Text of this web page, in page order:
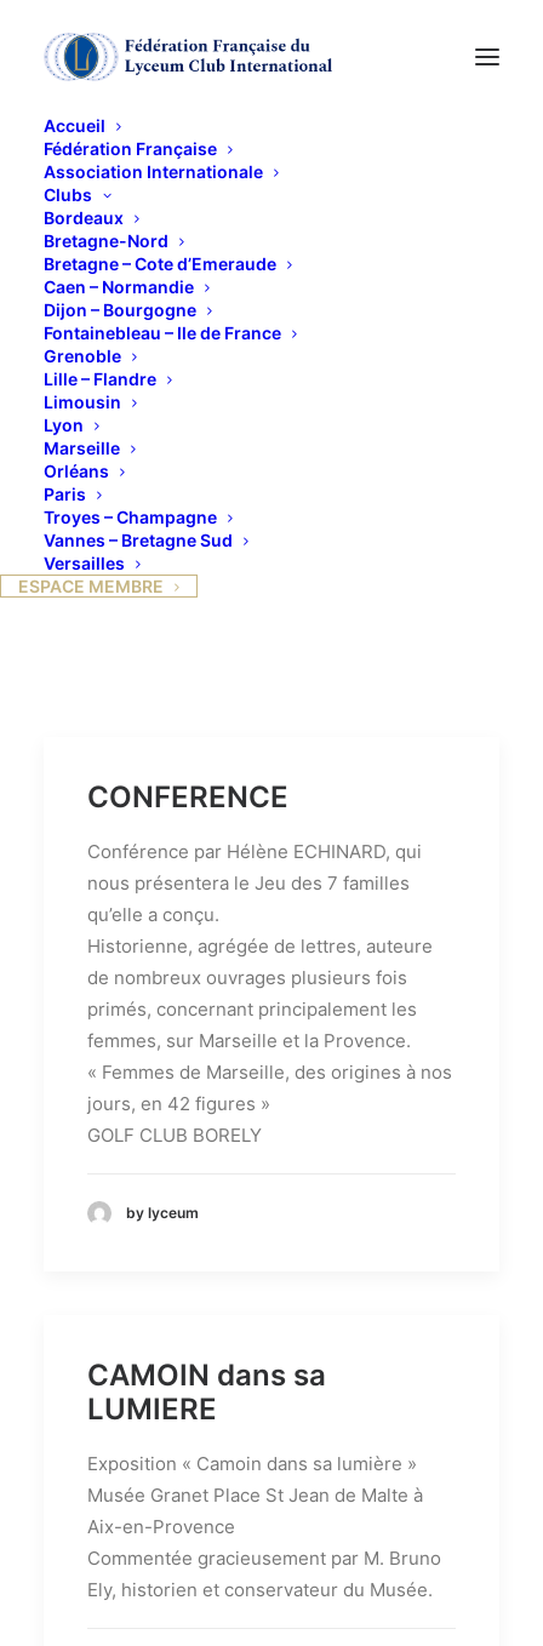
Accueil
Fédération Française
Association Internationale
Clubs
Bordeaux
Bretagne-Nord
Bretagne – Cote d’Emeraude
Caen – Normandie
Dijon – Bourgogne
Fontainebleau – Ile de France
Grenoble
Lille – Flandre
Limousin
Lyon
Marseille
Orléans
Paris
Troyes – Champagne
Vannes – Bretagne Sud
Versailles
ESPACE MEMBRE
CONFERENCE
Conférence par Hélène ECHINARD, qui
nous présentera le Jeu des 7 familles
qu’elle a conçu.
Historienne, agrégée de lettres, auteure
de nombreux ouvrages plusieurs fois
primés, concernant principalement les
femmes, sur Marseille et la Provence.
« Femmes de Marseille, des origines à nos
jours, en 42 figures »
GOLF CLUB BORELY
by lyceum
CAMOIN dans sa
LUMIERE
Exposition « Camoin dans sa lumière »
Musée Granet Place St Jean de Malte à
Aix-en-Provence
Commentée gracieusement par M. Bruno
Ely, historien et conservateur du Musée.